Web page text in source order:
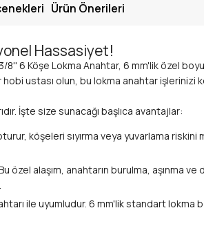
Ürün Önerileri
Hassasiyet!
6 Köşe Lokma Anahtar, 6 mm'lik özel
ustası olun, bu lokma anahtar işlerinizi
İşte size sunacağı başlıca avantajlar:
köşeleri sıyırma veya yuvarlama riskini
özel alaşım, anahtarın burulma, aşınma ve
ile uyumludur. 6 mm'lik standart lokma